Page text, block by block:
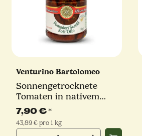
Venturino Bartolomeo
Sonnengetrocknete
Tomaten in nativem
Olivenöl extra | 180 g
7,90 €*
43,89 € pro 1 kg